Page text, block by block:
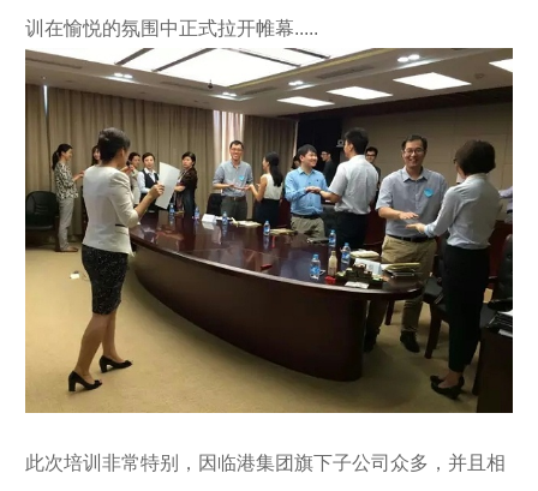
训在愉悦的氛围中正式拉开帷幕.....
此次培训非常特别，因临港集团旗下子公司众多，并且相